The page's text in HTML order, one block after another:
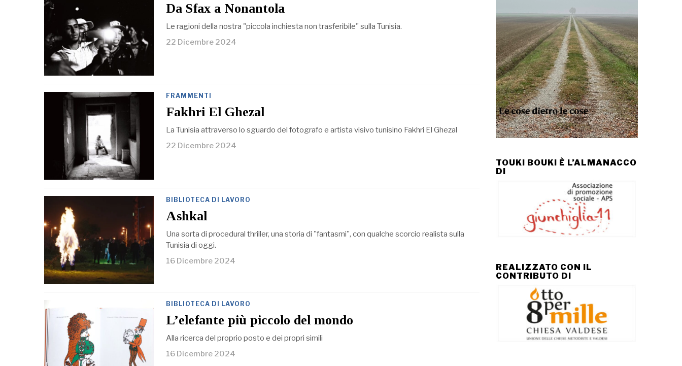
Da Sfax a Nonantola
Le ragioni della nostra "piccola inchiesta non trasferibile" sulla Tunisia.
22 Dicembre 2024
FRAMMENTI
Fakhri El Ghezal
La Tunisia attraverso lo sguardo del fotografo e artista visivo tunisino Fakhri El Ghezal
22 Dicembre 2024
BIBLIOTECA DI LAVORO
Ashkal
Una sorta di procedural thriller, una storia di "fantasmi", con qualche scorcio realista sulla
Tunisia di oggi.
16 Dicembre 2024
BIBLIOTECA DI LAVORO
L’elefante più piccolo del mondo
Alla ricerca del proprio posto e dei propri simili
16 Dicembre 2024
TOUKI BOUKI È L’ALMANACCO
DI
REALIZZATO CON IL
CONTRIBUTO DI